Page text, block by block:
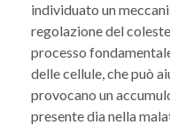
individuato un
regolazione del
processo
delle cellule, che può
provocano un
presente dia nella